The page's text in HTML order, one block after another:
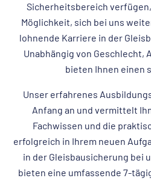
Sicherheitsbereich verfügen,
Möglichkeit, sich bei uns
lohnende Karriere in der
Unabhängig von Geschlecht,
bieten Ihnen einen
Unser erfahrenes
Anfang an und vermittelt
Fachwissen und die
erfolgreich in Ihrem neuen
in der Gleisbausicherung bei
bieten eine umfassende 7-